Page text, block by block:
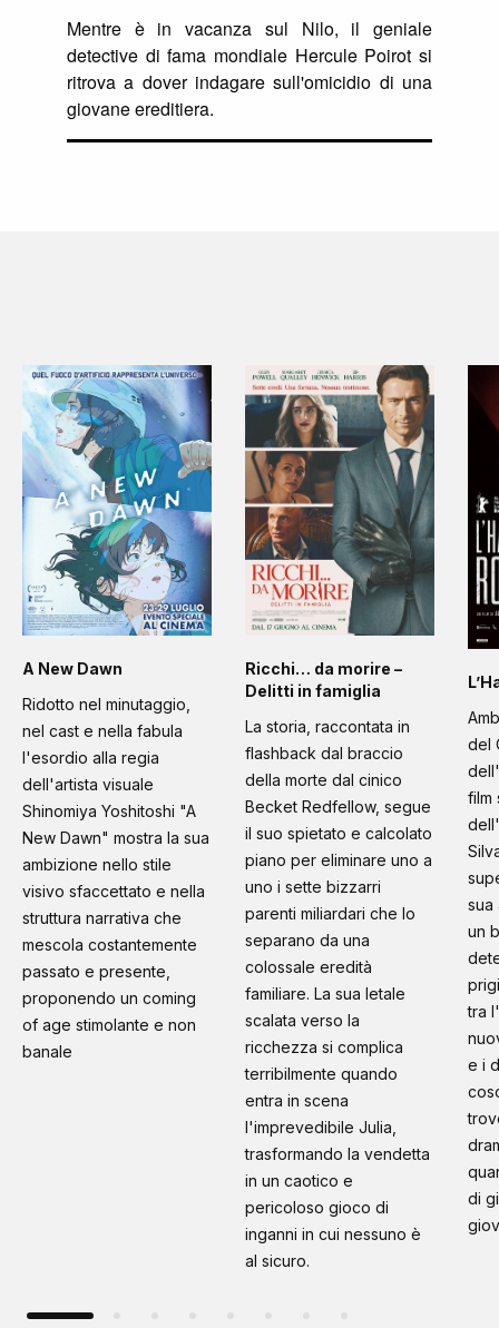
Mentre è in vacanza sul Nilo, il geniale
detective di fama mondiale Hercule Poirot si
ritrova a dover indagare sull'omicidio di una
giovane ereditiera.
A New Dawn
Ridotto nel minutaggio,
nel cast e nella fabula
l'esordio alla regia
dell'artista visuale
Shinomiya Yoshitoshi "A
New Dawn" mostra la sua
ambizione nello stile
visivo sfaccettato e nella
struttura narrativa che
mescola costantemente
passato e presente,
proponendo un coming
of age stimolante e non
banale
Ricchi… da morire –
Delitti in famiglia
La storia, raccontata in
flashback dal braccio
della morte dal cinico
Becket Redfellow, segue
il suo spietato e calcolato
piano per eliminare uno a
uno i sette bizzarri
parenti miliardari che lo
separano da una
colossale eredità
familiare. La sua letale
scalata verso la
ricchezza si complica
terribilmente quando
entra in scena
l'imprevedibile Julia,
trasformando la vendetta
in un caotico e
pericoloso gioco di
inganni in cui nessuno è
al sicuro.
del
film
sua
un
tra
e i
di